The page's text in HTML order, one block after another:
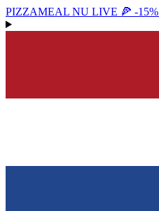
PIZZAMEAL NU LIVE 🍕 -15%